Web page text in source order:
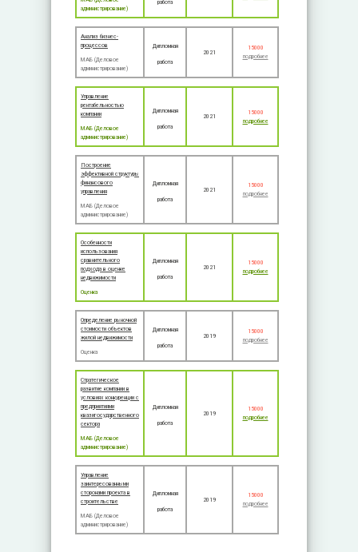
администрирование)
работа
Анализ бизнес-
процессов
МАБ (Деловое
администрирование)
Дипломная
работа
2021
15000
подробнее
Управление
рентабельностью
компании
МАБ (Деловое
администрирование)
Дипломная
работа
2021
15000
подробнее
Построение
эффективной структуры
финансового
управления
МАБ (Деловое
администрирование)
Дипломная
работа
2021
15000
подробнее
Особенности
использования
сравнительного
подхода в оценке
недвижимости
Оценка
Дипломная
работа
2021
15000
подробнее
Определение рыночной
стоимости объектов
жилой недвижимости
Оценка
Дипломная
работа
2019
15000
подробнее
Стратегическое
развитие компании в
условиях конкуренции с
предприятиями
квазигосударственного
сектора
МАБ (Деловое
администрирование)
Дипломная
работа
2019
15000
подробнее
Управление
заинтересованными
сторонами проекта в
строительстве
МАБ (Деловое
администрирование)
Дипломная
работа
2019
15000
подробнее